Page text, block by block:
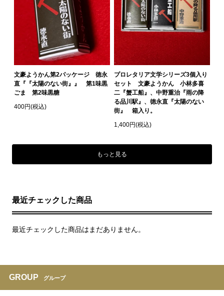
文豪ようかん第2パッケージ 徳永
直『『太陽のない街』』 第1味黒
ごま 第2味黒糖
400円(税込)
プロレタリア文学シリーズ3個入り
セット 文豪ようかん 小林多喜
二『蟹工船』、中野重治『雨の降
る品川駅』、徳永直『太陽のない
街』 箱入り。
1,400円(税込)
もっと見る
最近チェックした商品
最近チェックした商品はまだありません。
GROUP グループ